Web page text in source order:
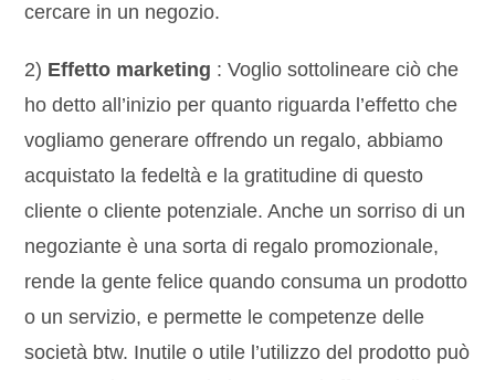
cercare in un negozio.
2) Effetto marketing : Voglio sottolineare ciò che
ho detto all’inizio per quanto riguarda l’effetto che
vogliamo generare offrendo un regalo, abbiamo
acquistato la fedeltà e la gratitudine di questo
cliente o cliente potenziale. Anche un sorriso di un
negoziante è una sorta di regalo promozionale,
rende la gente felice quando consuma un prodotto
o un servizio, e permette le competenze delle
società btw. Inutile o utile l’utilizzo del prodotto può